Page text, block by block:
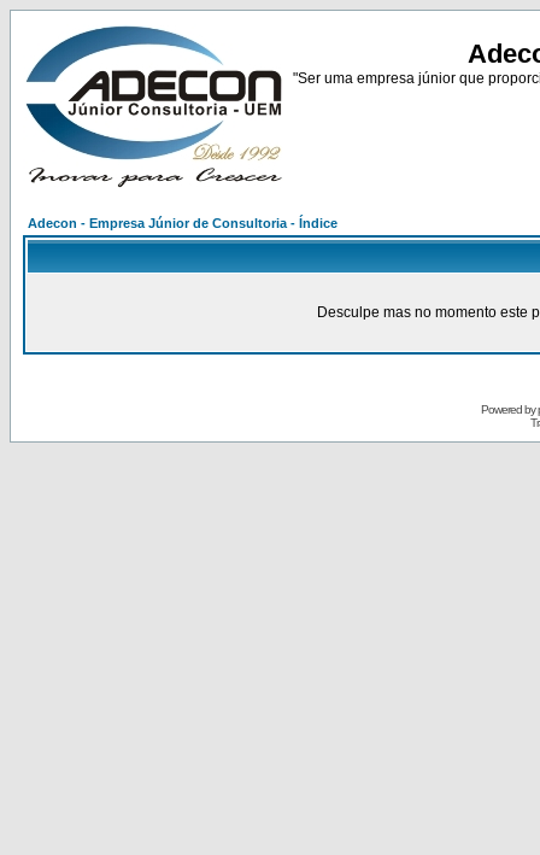
"Ser uma empresa júnior que
Adecon - Empresa Júnior de Consultoria - Índice
Desculpe mas no momento este
Powered by